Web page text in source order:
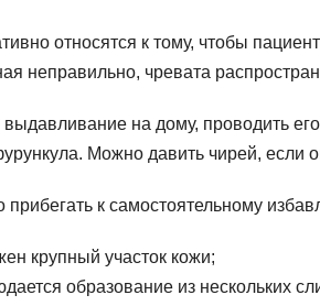
относятся к тому, чтобы
неправильно, чревата
на дому, проводить
Можно давить чирей, если
к самостоятельному
крупный участок кожи;
образование из нескольких